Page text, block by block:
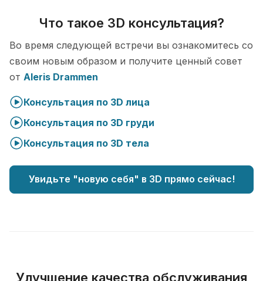
Что такое 3D консультация?
Во время следующей встречи вы ознакомитесь со
своим новым образом и получите ценный совет
от Aleris Drammen
Консультация по 3D лица
Консультация по 3D груди
Консультация по 3D тела
Увидьте "новую себя" в 3D прямо сейчас!
Улучшение качества обслуживания